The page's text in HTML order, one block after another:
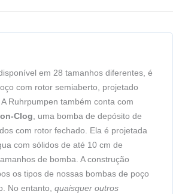
disponível em 28 tamanhos diferentes, é
com rotor semiaberto, projetado
Ruhrpumpen também conta com
Clog , uma bomba de depósito de
com rotor fechado. Ela é projetada
com sólidos de até 10 cm de
de bomba. A construção
os tipos de nossas bombas de poço
No entanto, quaisquer outros